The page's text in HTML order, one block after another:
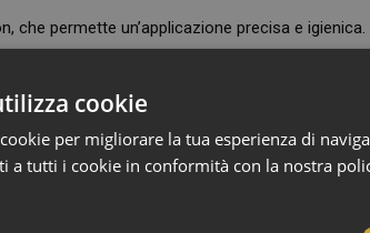
permette un’applicazione precisa e igienica.
cookie
per migliorare la tua esperienza di
a tutti i cookie in conformità con la nostra